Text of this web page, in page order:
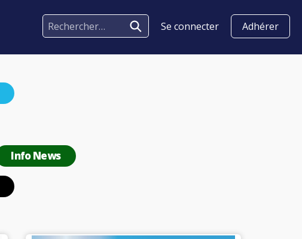
Se connecter Adhérer
Info News